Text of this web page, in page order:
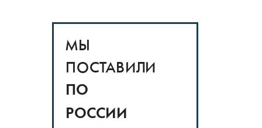
МЫ
ПОСТАВИЛИ
ПО
РОССИИ